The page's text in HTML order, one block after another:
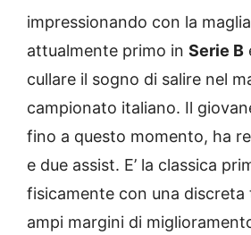
impressionando con la
attualmente primo in Serie B
cullare il sogno di salire nel
campionato italiano. Il
fino a questo momento, ha
e due assist. E’ la classica
fisicamente con una discreta
ampi margini di